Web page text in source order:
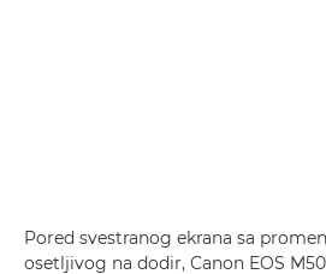
Pored svestranog ekrana sa
osetljivog na dodir, Canon EOS